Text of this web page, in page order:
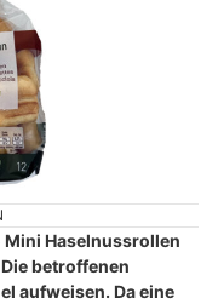
Haselnussrollen
betroffenen
aufweisen. Da eine